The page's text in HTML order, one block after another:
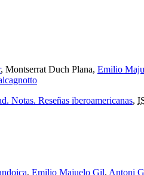
, Montserrat Duch Plana, Emilio
Notas. Reseñas iberoamericanas,
, Emilio Majuelo Gil, Antoni